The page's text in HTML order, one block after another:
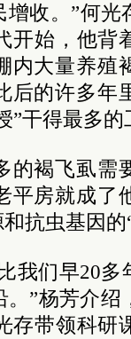
收。”何
开始，他背
内大量养殖
后的许多年
”干得最多的
的褐飞虱需
平房就成了
抗虫基因的
我们早20
”杨芳介绍
存带领科研